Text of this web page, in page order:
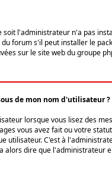
soit l'administrateur n'a pas
forum s'il peut installer le
sur le site web du groupe
de mon nom d'utilisateur ?
lorsque vous lisez des
vous avez fait ou votre
utilisateur. C'est à
alors dire que